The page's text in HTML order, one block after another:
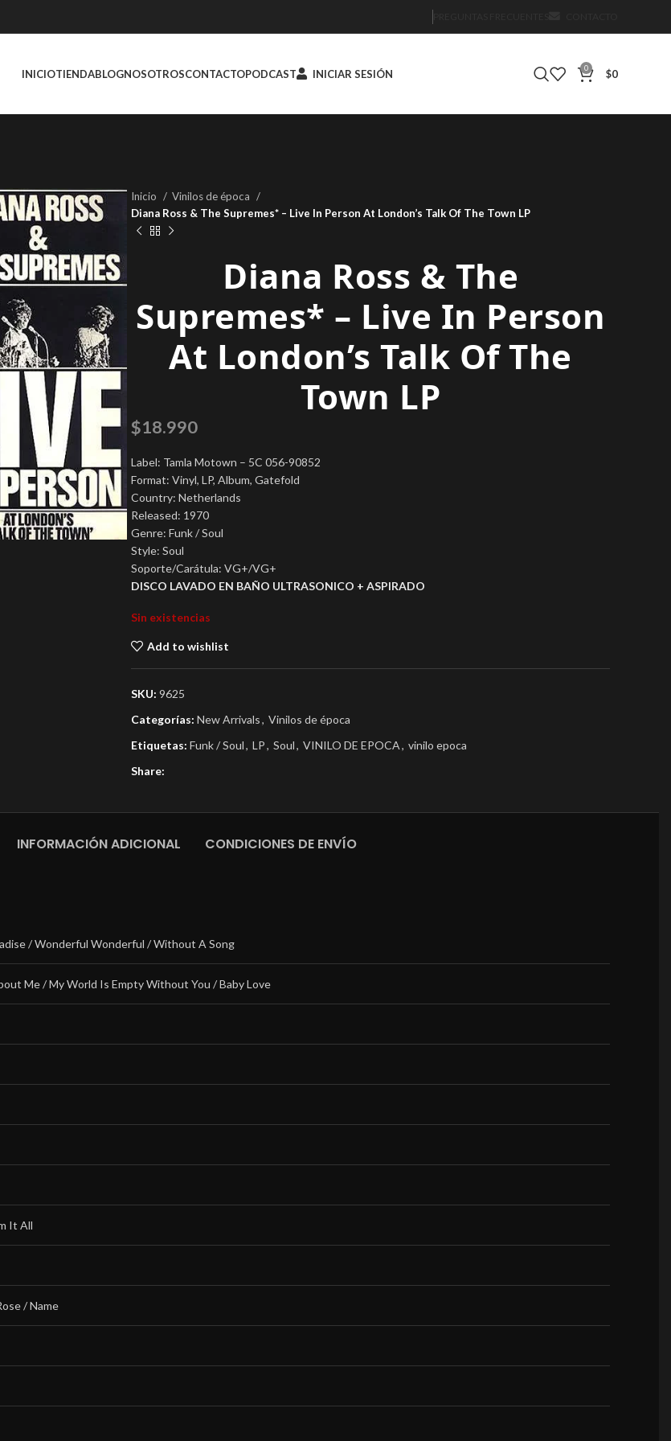
INICIOTIENDABLOGNOSOTROSCONTACTOPODCAST INICIAR SESIÓN 0 $0
Inicio
Vinilos de época
Diana Ross & The Supremes* – Live In Person At London’s Talk Of The Town LP
Diana Ross & The
Supremes* – Live In Person
At London’s Talk Of The
Town LP
$18.990
Label: Tamla Motown – 5C 056-90852
Format: Vinyl, LP, Album, Gatefold
Country: Netherlands
Released: 1970
Genre: Funk / Soul
Style: Soul
Soporte/Carátula: VG+/VG+
DISCO LAVADO EN BAÑO ULTRASONICO + ASPIRADO
Sin existencias
Add to wishlist
SKU: 9625
Categorías: New Arrivals, Vinilos de época
Etiquetas: Funk / Soul, LP, Soul, VINILO DE EPOCA, vinilo epoca
Share:
INFORMACIÓN ADICIONAL CONDICIONES DE ENVÍO
/ Wonderful Wonderful / Without A Song
Me / My World Is Empty Without You / Baby Love
It All
/ Name